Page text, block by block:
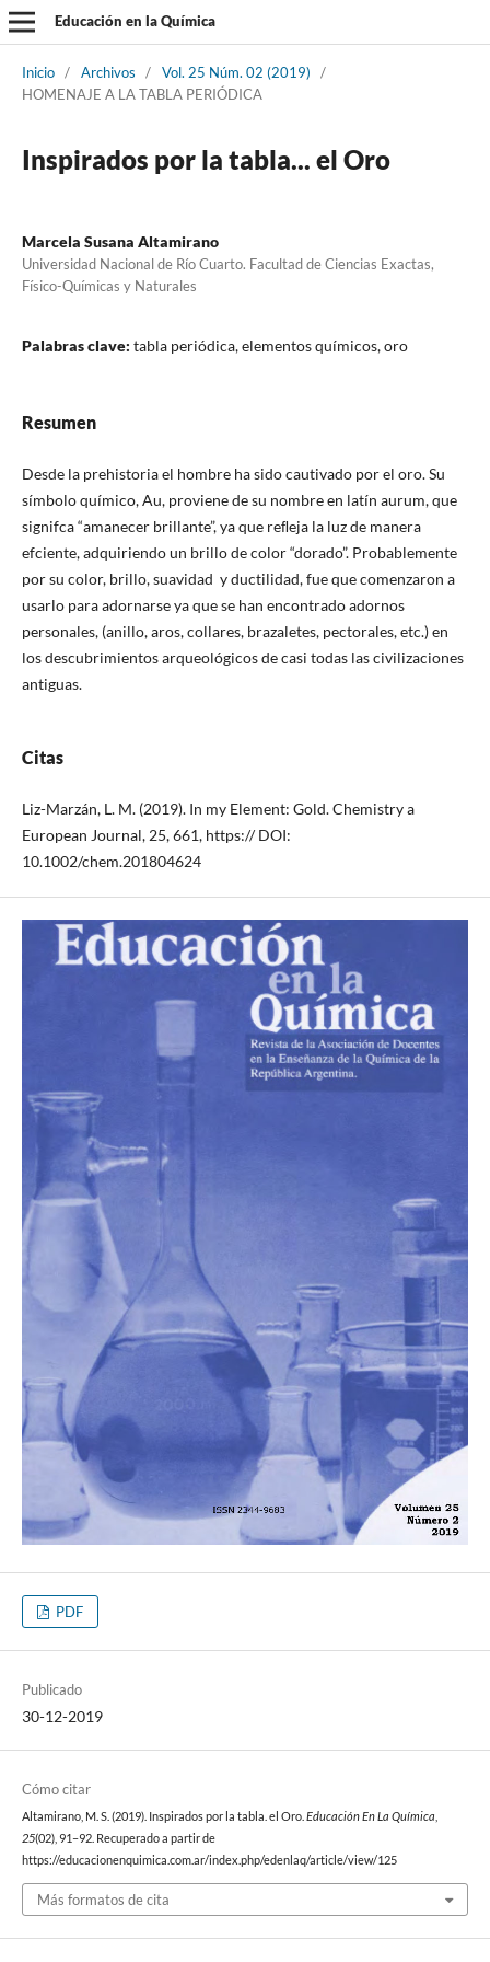
Educación en la Química
Inicio / Archivos / Vol. 25 Núm. 02 (2019)
/
HOMENAJE A LA TABLA PERIÓDICA
Inspirados por la tabla... el Oro
Marcela Susana Altamirano
Universidad Nacional de Río Cuarto. Facultad de Ciencias Exactas,
Físico-Químicas y Naturales
Palabras clave: tabla periódica, elementos químicos, oro
Resumen
Desde la prehistoria el hombre ha sido cautivado por el oro. Su
símbolo químico, Au, proviene de su nombre en latín aurum, que
signifca “amanecer brillante”, ya que reﬂeja la luz de manera
efciente, adquiriendo un brillo de color “dorado”. Probablemente
por su color, brillo, suavidad y ductilidad, fue que comenzaron a
usarlo para adornarse ya que se han encontrado adornos
personales, (anillo, aros, collares, brazaletes, pectorales, etc.) en
los descubrimientos arqueológicos de casi todas las civilizaciones
antiguas.
Citas
Liz-Marzán, L. M. (2019). In my Element: Gold. Chemistry a
European Journal, 25, 661, https:// DOI:
10.1002/chem.201804624
PDF
Publicado
30-12-2019
Cómo citar
Altamirano, M. S. (2019). Inspirados por la tabla. el Oro. Educación En La Química
25(02), 91–92. Recuperado a partir de
https://educacionenquimica.com.ar/index.php/edenlaq/article/view/125
Más formatos de cita